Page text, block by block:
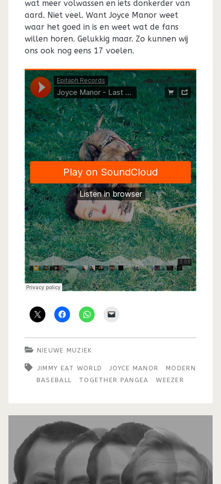
wat meer volwassen en iets donkerder van
aard. Niet veel. Want Joyce Manor weet
waar het goed in is en weet wat de fans
willen horen. Gelukkig maar. Zo kunnen wij
ons ook nog eens 17 voelen.
NIEUWE MUZIEK
JIMMY EAT WORLD JOYCE MANOR
MODERN
BASEBALL
TOGETHER PANGEA WEEZER